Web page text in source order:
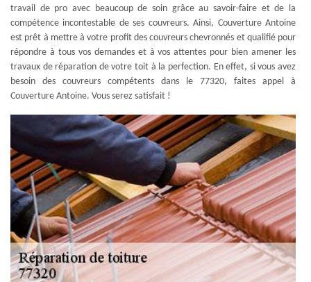
travail de pro avec beaucoup de soin grâce au savoir-faire et de la
compétence incontestable de ses couvreurs. Ainsi, Couverture Antoine
est prêt à mettre à votre profit des couvreurs chevronnés et qualifié pour
répondre à tous vos demandes et à vos attentes pour bien amener les
travaux de réparation de votre toit à la perfection. En effet, si vous avez
besoin des couvreurs compétents dans le 77320, faites appel à
Couverture Antoine. Vous serez satisfait !